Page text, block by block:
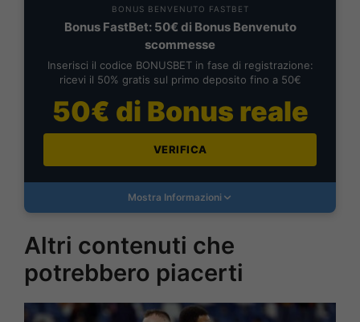
BONUS BENVENUTO FASTBET
Bonus FastBet: 50€ di Bonus Benvenuto
scommesse
Inserisci il codice BONUSBET in fase di registrazione:
ricevi il 50% gratis sul primo deposito fino a 50€
50€ di Bonus reale
VERIFICA
Mostra Informazioni
Altri contenuti che
potrebbero piacerti